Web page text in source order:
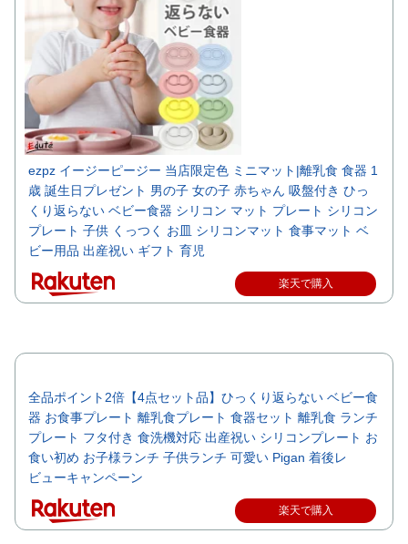
ezpz イージーピージー 当店限定色 ミニマット|離乳食 食器 1
歳 誕生日プレゼント 男の子 女の子 赤ちゃん 吸盤付き ひっ
くり返らない ベビー食器 シリコン マット プレート シリコン
プレート 子供 くっつく お皿 シリコンマット 食事マット ベ
ビー用品 出産祝い ギフト 育児
楽天で購入
全品ポイント2倍【4点セット品】ひっくり返らない ベビー食
器 お食事プレート 離乳食プレート 食器セット 離乳食 ランチ
プレート フタ付き 食洗機対応 出産祝い シリコンプレート お
食い初め お子様ランチ 子供ランチ 可愛い Pigan 着後レ
ビューキャンペーン
楽天で購入